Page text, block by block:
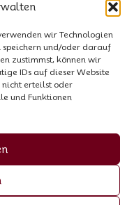
wir Technologien
und/oder darauf
zustimmst, können wir
IDs auf dieser Website
erteilst oder
und Funktionen
5, 6458
AT
+43 664 521 8564
info@garni-